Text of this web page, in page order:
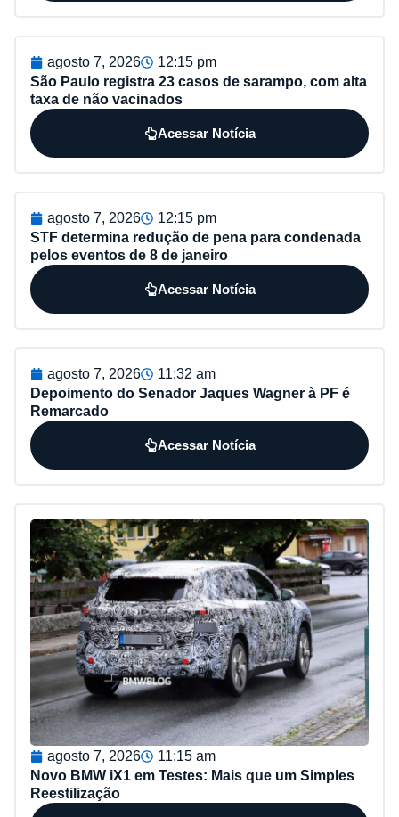
agosto 7, 2026
12:15 pm
São Paulo registra 23 casos de sarampo, com alta
taxa de não vacinados
Acessar Notícia
agosto 7, 2026
12:15 pm
STF determina redução de pena para condenada
pelos eventos de 8 de janeiro
Acessar Notícia
agosto 7, 2026
11:32 am
Depoimento do Senador Jaques Wagner à PF é
Remarcado
Acessar Notícia
agosto 7, 2026
11:15 am
Novo BMW iX1 em Testes: Mais que um Simples
Reestilização